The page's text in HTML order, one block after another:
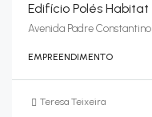
EMPREENDIMENTO
Teresa Teixeira